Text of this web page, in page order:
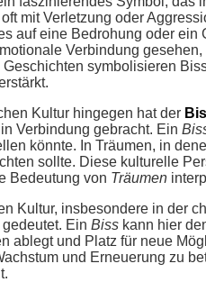
oft mit Verletzung oder
auf eine Bedrohung oder
Verbindung
Geschichten symbolisieren
Kultur hingegen hat der
Verbindung gebracht. Ein
könnte. In Träumen, in
sollte. Diese kulturelle
Bedeutung von Träumen
Kultur, insbesondere in der
Ein Biss kann hier
ablegt und Platz für neue
und Erneuerung zu